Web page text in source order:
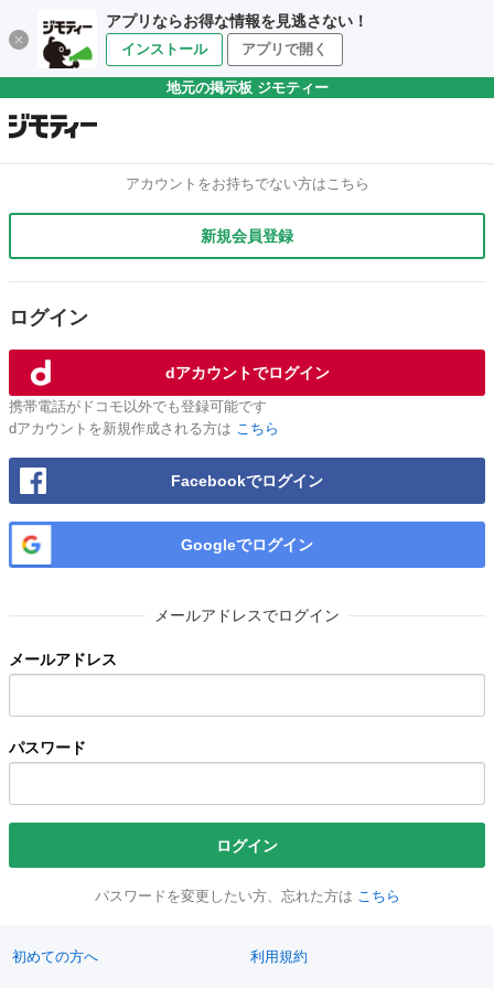
アプリならお得な情報を見逃さない！
インストール アプリで開く
地元の掲示板 ジモティー
アカウントをお持ちでない方はこちら
新規会員登録
ログイン
dアカウントでログイン
携帯電話がドコモ以外でも登録可能です
dアカウントを新規作成される方は こちら
Facebookでログイン
Googleでログイン
メールアドレスでログイン
メールアドレス
パスワード
ログイン
パスワードを変更したい方、忘れた方は こちら
初めての方へ 利用規約